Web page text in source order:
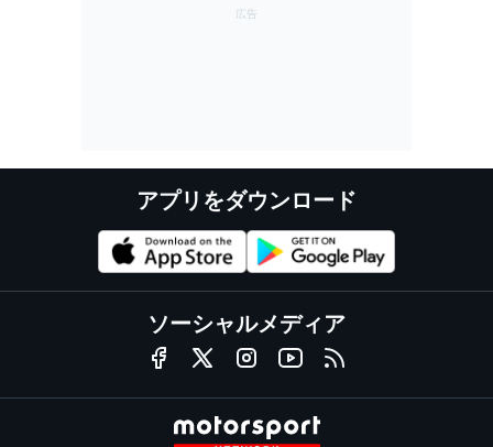
アプリをダウンロード
ソーシャルメディア